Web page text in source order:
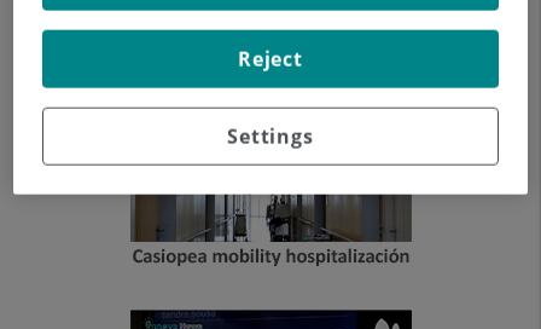
Settings
Reject